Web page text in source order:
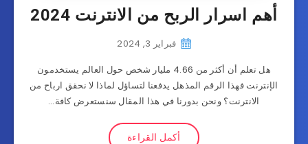
أهم اسرار الربح من الانترنت 2024
فبراير 3, 2024
هل تعلم أن أكثر من 4.66 مليار شخص حول العالم يستخدمون
الإنترنت فهذا الرقم المذهل يدفعنا لتساؤل لماذا لا نحقق ارباح من
الانترنت؟ ونحن بدورنا في هذا المقال سنستعرض كافة…
أكمل القراءة